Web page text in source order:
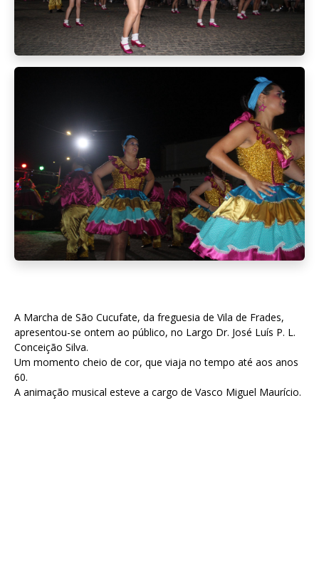
A Marcha de São Cucufate, da freguesia de Vila de Frades,
apresentou-se ontem ao público, no Largo Dr. José Luís P. L.
Conceição Silva.
Um momento cheio de cor, que viaja no tempo até aos anos
60.
A animação musical esteve a cargo de Vasco Miguel Maurício.